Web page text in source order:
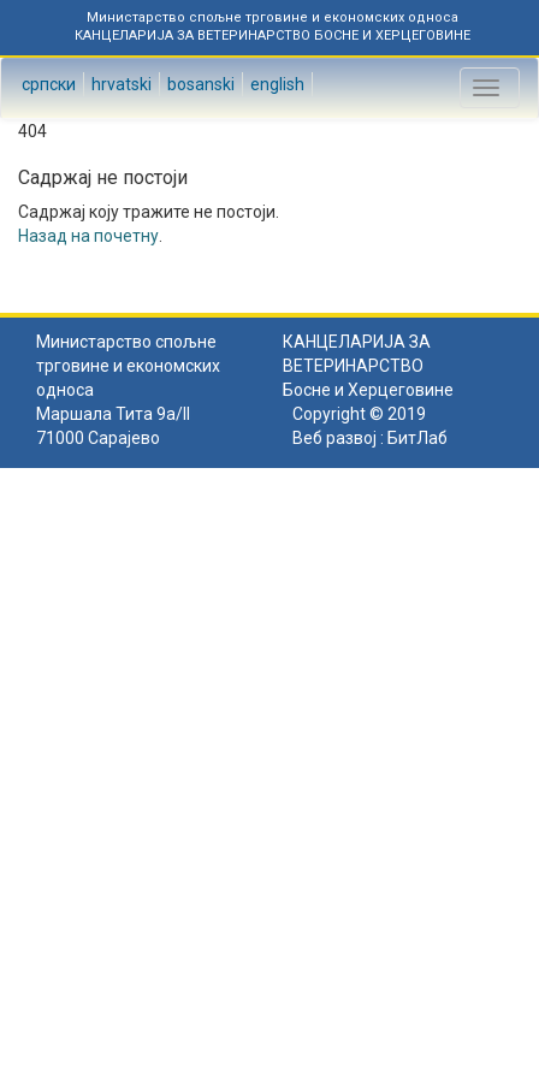
Министарство спољне трговине и економских односа
КАНЦЕЛАРИЈА ЗА ВЕТЕРИНАРСТВО БОСНЕ И ХЕРЦЕГОВИНЕ
српски hrvatski bosanski english
Toggle
404
Садржај не постоји
Садржај коју тражите не постоји.
Назад на почетну
Министарство спољне
трговине и економских
односа
КАНЦЕЛАРИЈА ЗА
ВЕТЕРИНАРСТВО
Босне и Херцеговине
Маршала Тита 9а/II
71000 Сарајево
Copyright © 2019
Веб развој : БитЛаб